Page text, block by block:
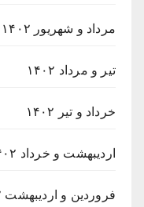
مرداد و شهریور ۱۴۰۲
تیر و مرداد ۱۴۰۲
خرداد و تیر ۱۴۰۲
اردیبهشت و خرداد ۱۴۰۲
فروردین و اردیبهشت ۱۴۰۲